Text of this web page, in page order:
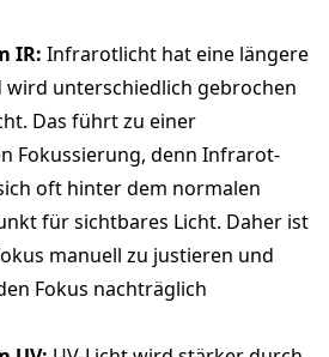
IR: Infrarotlicht hat eine längere
wird unterschiedlich gebrochen
Das führt zu einer
Fokussierung, denn Infrarot-
oft hinter dem normalen
für sichtbares Licht. Daher ist
manuell zu justieren und
Fokus nachträglich